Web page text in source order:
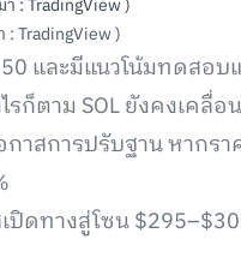
: TradingView )
และมีแนวโน้มทดสอบ
ตาม SOL ยังคงเคลื่อ
าสการปรับฐาน หากร
ดทางสู่โซน